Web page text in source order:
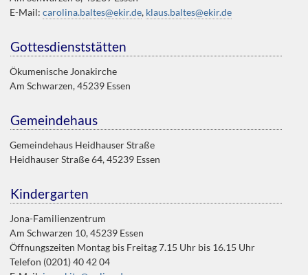
E-Mail:carolina.baltes@ekir.de, klaus.baltes@ekir.de
Gottesdienststätten
Ökumenische Jonakirche
Am Schwarzen, 45239 Essen
Gemeindehaus
Gemeindehaus Heidhauser Straße
Heidhauser Straße 64, 45239 Essen
Kindergarten
Jona-Familienzentrum
Am Schwarzen 10, 45239 Essen
Öffnungszeiten Montag bis Freitag 7.15 Uhr bis 16.15 Uhr
Telefon (0201) 40 42 04